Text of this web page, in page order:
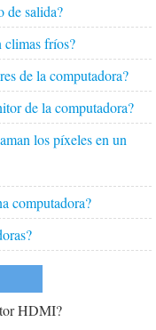
de salida?
climas fríos?
de la computadora?
de la computadora?
los píxeles en un
computadora?
HDMI?